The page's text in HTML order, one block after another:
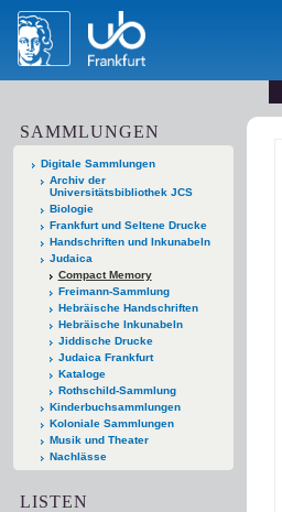
SAMMLUNGEN
Digitale Sammlungen
Archiv der
Universitätsbibliothek JCS
Biologie
Frankfurt und Seltene Drucke
Handschriften und Inkunabeln
Judaica
Compact Memory
Freimann-Sammlung
Hebräische Handschriften
Hebräische Inkunabeln
Jiddische Drucke
Judaica Frankfurt
Kataloge
Rothschild-Sammlung
Kinderbuchsammlungen
Koloniale Sammlungen
Musik und Theater
Nachlässe
LISTEN